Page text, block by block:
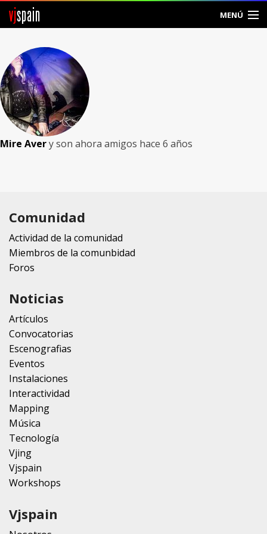
vjspain MENÚ
Foros
Noticias
Vjspain
Entrar
Crear Cuenta
Mire Avery son ahora amigos hace 6 años
Comunidad
Actividad de la comunidad
Miembros de la comunbidad
Foros
Noticias
Artículos
Convocatorias
Escenografias
Eventos
Instalaciones
Interactividad
Mapping
Música
Tecnología
Vjing
Vjspain
Workshops
Vjspain